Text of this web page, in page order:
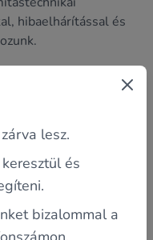
hibaelhárítással és
lesz.
és
bizalommal a